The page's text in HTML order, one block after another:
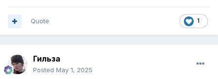
1
Quote
Гильза
Posted May 1, 2025